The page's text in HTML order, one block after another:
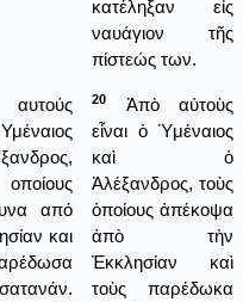
κατέληξαν εἰς
ναυάγιον τῆς
πίστεώς των.
από
και
20
Ἀπὸ αὐτοὺς
εἶναι ὁ Ὑμέναιος
καὶ ὁ
Ἀλέξανδρος, τοὺς
ὁποίους ἀπέκοψα
ἀπὸ τὴν
Ἐκκλησίαν καὶ
τοὺς παρέδωκα